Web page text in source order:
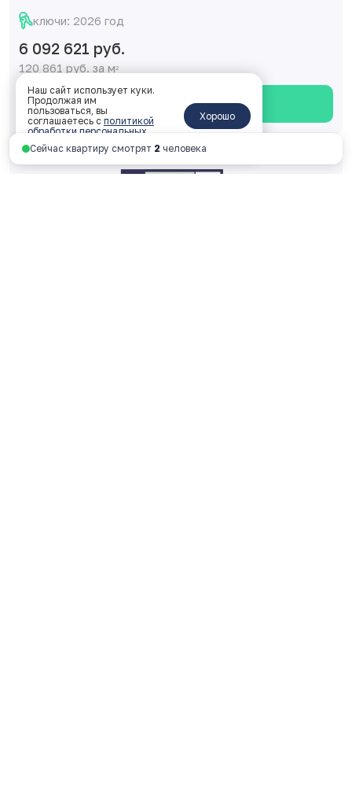
ключи: 2026 год
6 092 621 руб.
120 861 руб. за м2
Смотреть планировку
Сейчас квартиру смотрят 2 человека
Наш сайт использует куки.
Продолжая им
пользоваться, вы
соглашаетесь с политикой
обработки персональных
данных
Хорошо